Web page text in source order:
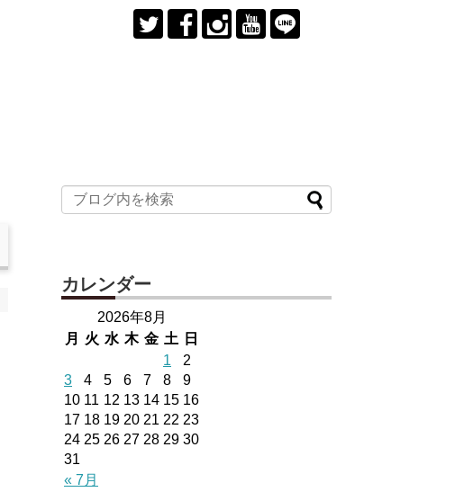
カレンダー
2026年8月
月
火 水 木 金 土 日
« 7月
1
2
3
4 5 6 7 8
9
10 11 12 13 14 15 16
17 18 19 20 21 22 23
24 25 26 27 28 29 30
31